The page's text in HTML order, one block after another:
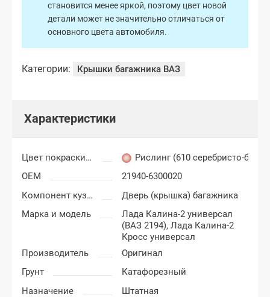
становится менее яркой, поэтому цвет новой
детали может не значительно отличаться от
основного цвета автомобиля.
Категории: Крышки багажника ВАЗ
Характеристики
Цвет покраски Лада Калина-2
Рислинг (610 серебристо-
OEM
21940-6300020
Компонент кузова
Дверь (крышка) багажника
Марка и модель
Лада Калина-2 универсал
(ВАЗ 2194),Лада Калина-2
Кросс универсал
Производитель
Оригинал
Грунт
Катафорезный
Назначение
Штатная